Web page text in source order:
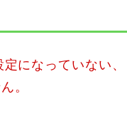
になっていない
。